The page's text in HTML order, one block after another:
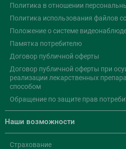
Политика в отношении
Политика использования файлов
Положение о системе
Памятка потребителю
Договор публичной оферты
Договор публичной оферты при
реализации лекарственных
способом
Обращение по защите прав
Наши возможности
Страхование